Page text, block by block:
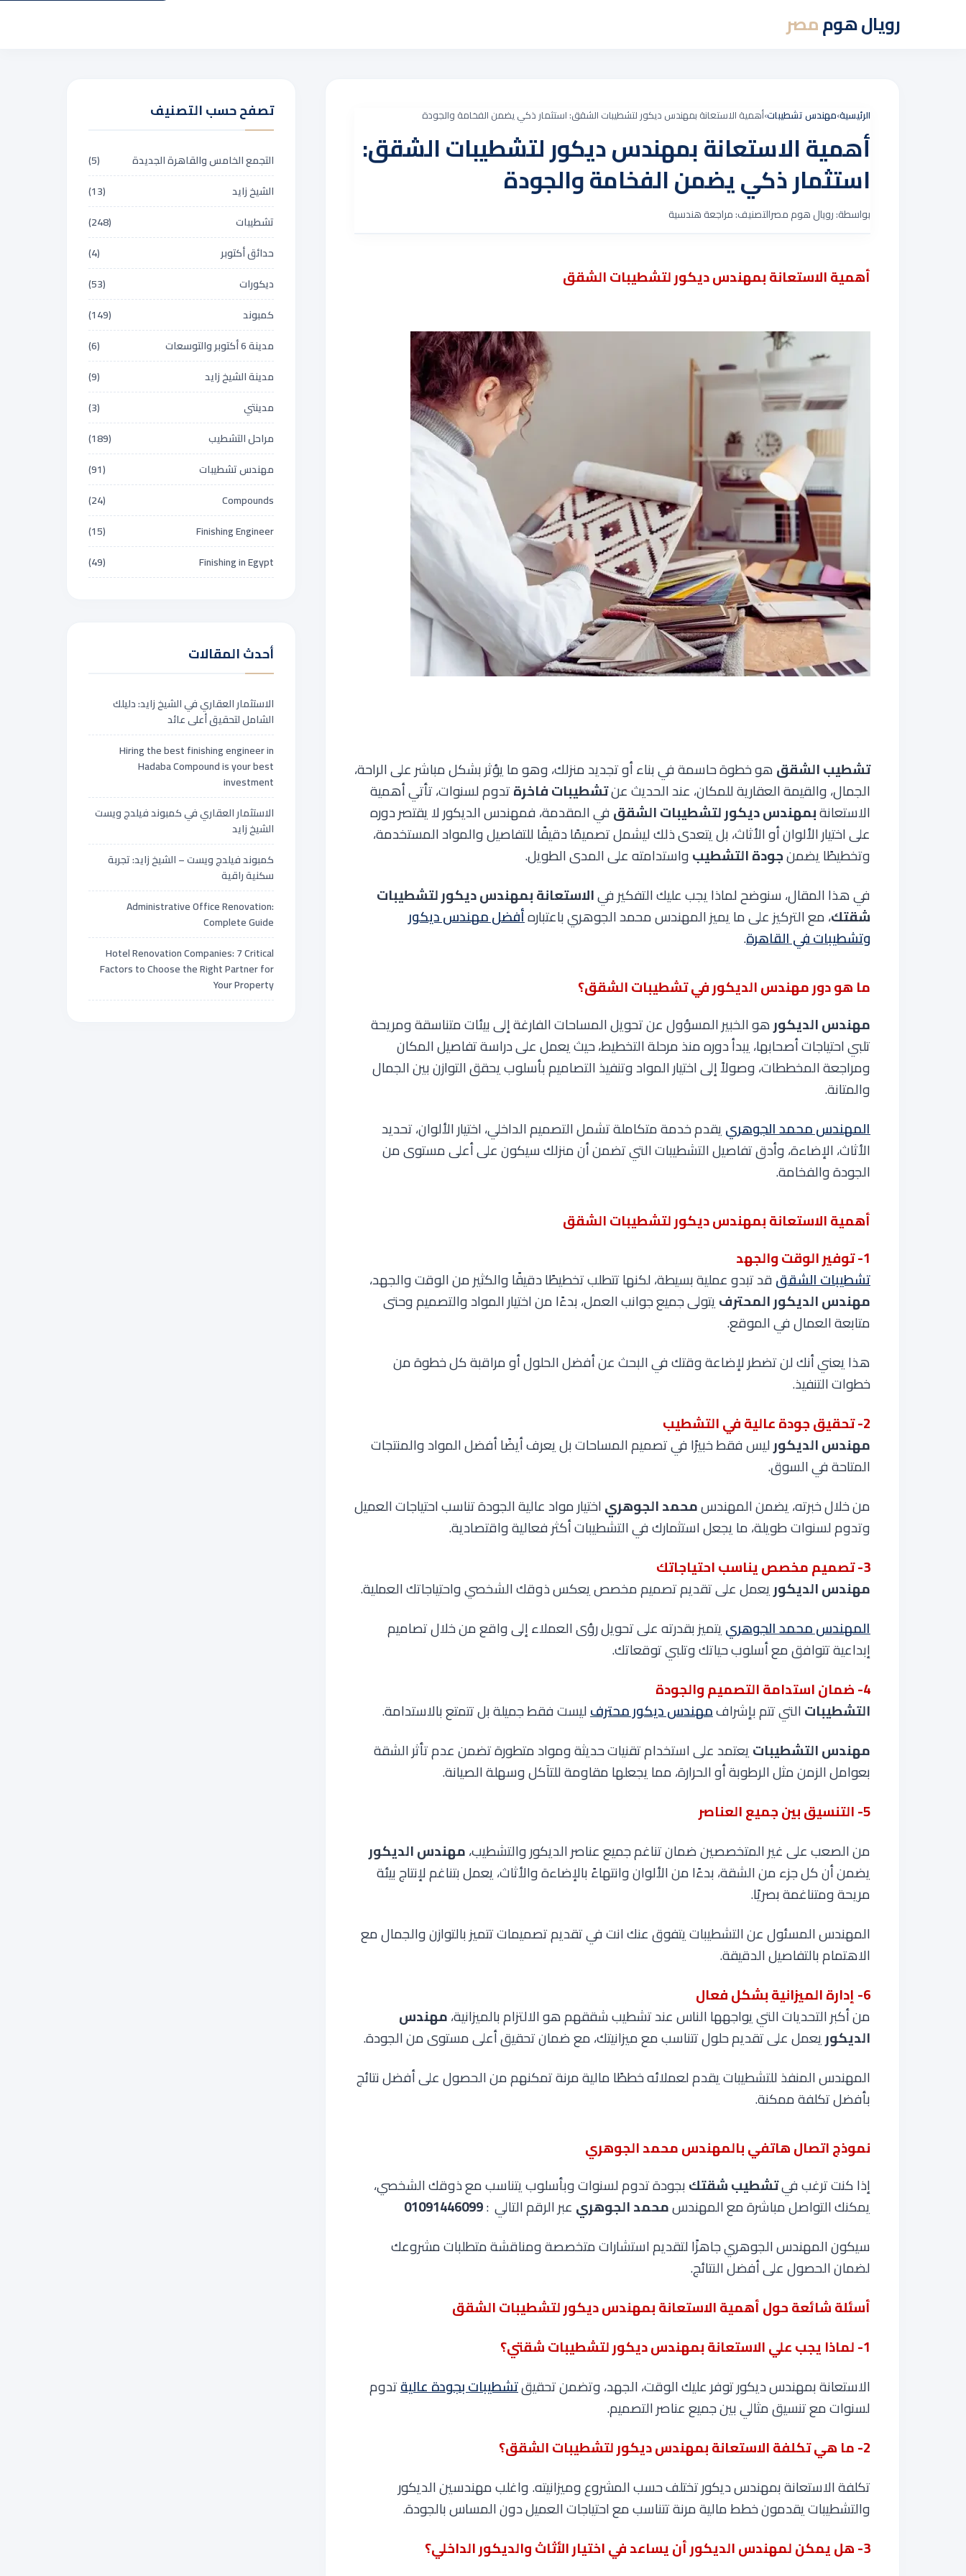
رويال هوممصر
الرئيسية›مهندس تشطيبات›أهمية الاستعانة بمهندس ديكور لتشطيبات الشقق: استثمار ذكي يضمن الفخامة والجودة
أهمية الاستعانة بمهندس ديكور لتشطيبات الشقق:
استثمار ذكي يضمن الفخامة والجودة
بواسطة: رويال هوم مصرالتصنيف: مراجعة هندسية
أهمية الاستعانة بمهندس ديكور لتشطيبات الشقق
تشطيب الشققهو خطوة حاسمة في بناء أو تجديد منزلك، وهو ما يؤثر بشكل مباشر على الراحة،
الجمال، والقيمة العقارية للمكان، عند الحديث عنتشطيبات فاخرةتدوم لسنوات، تأتي أهمية
الاستعانةبمهندس ديكور لتشطيبات الشققفي المقدمة، فمهندس الديكور لا يقتصر دوره
على اختيار الألوان أو الأثاث، بل يتعدى ذلك ليشمل تصميمًا دقيقًا للتفاصيل والمواد المستخدمة،
وتخطيطًا يضمنجودة التشطيبواستدامته على المدى الطويل.
في هذا المقال، سنوضح لماذا يجب عليك التفكير فيالاستعانة بمهندس ديكور لتشطيبات
شقتك، مع التركيز على ما يميز المهندس محمد الجوهري باعتبارهأفضل مهندس ديكور
وتشطيبات في القاهرة.
ما هو دور مهندس الديكور في تشطيبات الشقق؟
مهندس الديكورهو الخبير المسؤول عن تحويل المساحات الفارغة إلى بيئات متناسقة ومريحة
تلبي احتياجات أصحابها، يبدأ دوره منذ مرحلة التخطيط، حيث يعمل على دراسة تفاصيل المكان
ومراجعة المخططات، وصولاً إلى اختيار المواد وتنفيذ التصاميم بأسلوب يحقق التوازن بين الجمال
والمتانة.
المهندس محمد الجوهرييقدم خدمة متكاملة تشمل التصميم الداخلي، اختيار الألوان، تحديد
الأثاث، الإضاءة، وأدق تفاصيل التشطيبات التي تضمن أن منزلك سيكون على أعلى مستوى من
الجودة والفخامة.
أهمية الاستعانة بمهندس ديكور لتشطيبات الشقق
1- توفير الوقت والجهد
تشطيبات الشقققد تبدو عملية بسيطة، لكنها تتطلب تخطيطًا دقيقًا والكثير من الوقت والجهد،
مهندس الديكور المحترفيتولى جميع جوانب العمل، بدءًا من اختيار المواد والتصميم وحتى
متابعة العمال في الموقع.
هذا يعني أنك لن تضطر لإضاعة وقتك في البحث عن أفضل الحلول أو مراقبة كل خطوة من
خطوات التنفيذ.
2- تحقيق جودة عالية في التشطيب
مهندس الديكورليس فقط خبيرًا في تصميم المساحات بل يعرف أيضًا أفضل المواد والمنتجات
المتاحة في السوق.
من خلال خبرته، يضمن المهندسمحمد الجوهرياختيار مواد عالية الجودة تناسب احتياجات العميل
وتدوم لسنوات طويلة، ما يجعل استثمارك في التشطيبات أكثر فعالية واقتصادية.
3- تصميم مخصص يناسب احتياجاتك
مهندس الديكوريعمل على تقديم تصميم مخصص يعكس ذوقك الشخصي واحتياجاتك العملية.
المهندس محمد الجوهرييتميز بقدرته على تحويل رؤى العملاء إلى واقع من خلال تصاميم
إبداعية تتوافق مع أسلوب حياتك وتلبي توقعاتك.
4- ضمان استدامة التصميم والجودة
التشطيباتالتي تتم بإشرافمهندس ديكور محترفليست فقط جميلة بل تتمتع بالاستدامة.
مهندس التشطيباتيعتمد على استخدام تقنيات حديثة ومواد متطورة تضمن عدم تأثر الشقة
بعوامل الزمن مثل الرطوبة أو الحرارة، مما يجعلها مقاومة للتآكل وسهلة الصيانة.
5- التنسيق بين جميع العناصر
من الصعب على غير المتخصصين ضمان تناغم جميع عناصر الديكور والتشطيب،مهندس الديكور
يضمن أن كل جزء من الشقة، بدءًا من الألوان وانتهاءً بالإضاءة والأثاث، يعمل بتناغم لإنتاج بيئة
مريحة ومتناغمة بصريًا.
المهندس المسئول عن التشطيبات يتفوق عنك انت في تقديم تصميمات تتميز بالتوازن والجمال مع
الاهتمام بالتفاصيل الدقيقة.
6- إدارة الميزانية بشكل فعال
من أكبر التحديات التي يواجهها الناس عند تشطيب شققهم هو الالتزام بالميزانية،مهندس
الديكوريعمل على تقديم حلول تتناسب مع ميزانيتك، مع ضمان تحقيق أعلى مستوى من الجودة.
المهندس المنفذ للتشطيبات يقدم لعملائه خططًا مالية مرنة تمكنهم من الحصول على أفضل نتائج
بأفضل تكلفة ممكنة.
نموذج اتصال هاتفي بالمهندس محمد الجوهري
إذا كنت ترغب فيتشطيب شقتكبجودة تدوم لسنوات وبأسلوب يتناسب مع ذوقك الشخصي،
يمكنك التواصل مباشرة مع المهندسمحمد الجوهري عبر الرقم التالي :
01091446099
سيكون المهندس الجوهري جاهزًا لتقديم استشارات متخصصة ومناقشة متطلبات مشروعك
لضمان الحصول على أفضل النتائج.
أسئلة شائعة حول أهمية الاستعانة بمهندس ديكور لتشطيبات الشقق
1- لماذا يجب علي الاستعانة بمهندس ديكور لتشطيبات شقتي؟
الاستعانة بمهندس ديكور توفر عليك الوقت، الجهد، وتضمن تحقيقتشطيبات بجودة عاليةتدوم
لسنوات مع تنسيق مثالي بين جميع عناصر التصميم.
2- ما هي تكلفة الاستعانة بمهندس ديكور لتشطيبات الشقق؟
تكلفة الاستعانة بمهندس ديكور تختلف حسب المشروع وميزانيته. واغلب مهندسين الديكور
والتشطيبات يقدمون خطط مالية مرنة تتناسب مع احتياجات العميل دون المساس بالجودة.
3- هل يمكن لمهندس الديكور أن يساعد في اختيار الأثاث والديكور الداخلي؟
تصفح حسب التصنيف
التجمع الخامس والقاهرة الجديدة
(5)
الشيخ زايد
(13)
تشطيبات
(248)
حدائق أكتوبر
(4)
ديكورات
(53)
كمبوند
(149)
مدينة 6 أكتوبر والتوسعات
(6)
مدينة الشيخ زايد
(9)
مدينتي
(3)
مراحل التشطيب
(189)
مهندس تشطيبات
(91)
Compounds
(24)
Finishing Engineer
(15)
Finishing in Egypt
(49)
أحدث المقالات
الاستثمار العقاري في الشيخ زايد: دليلك
الشامل لتحقيق أعلى عائد
Hiring the best finishing engineer in
Hadaba Compound is your best
investment
الاستثمار العقاري في كمبوند فيلدج ويست
الشيخ زايد
كمبوند فيلدج ويست – الشيخ زايد: تجربة
سكنية راقية
Administrative Office Renovation:
Complete Guide
Hotel Renovation Companies: 7 Critical
Factors to Choose the Right Partner for
Your Property